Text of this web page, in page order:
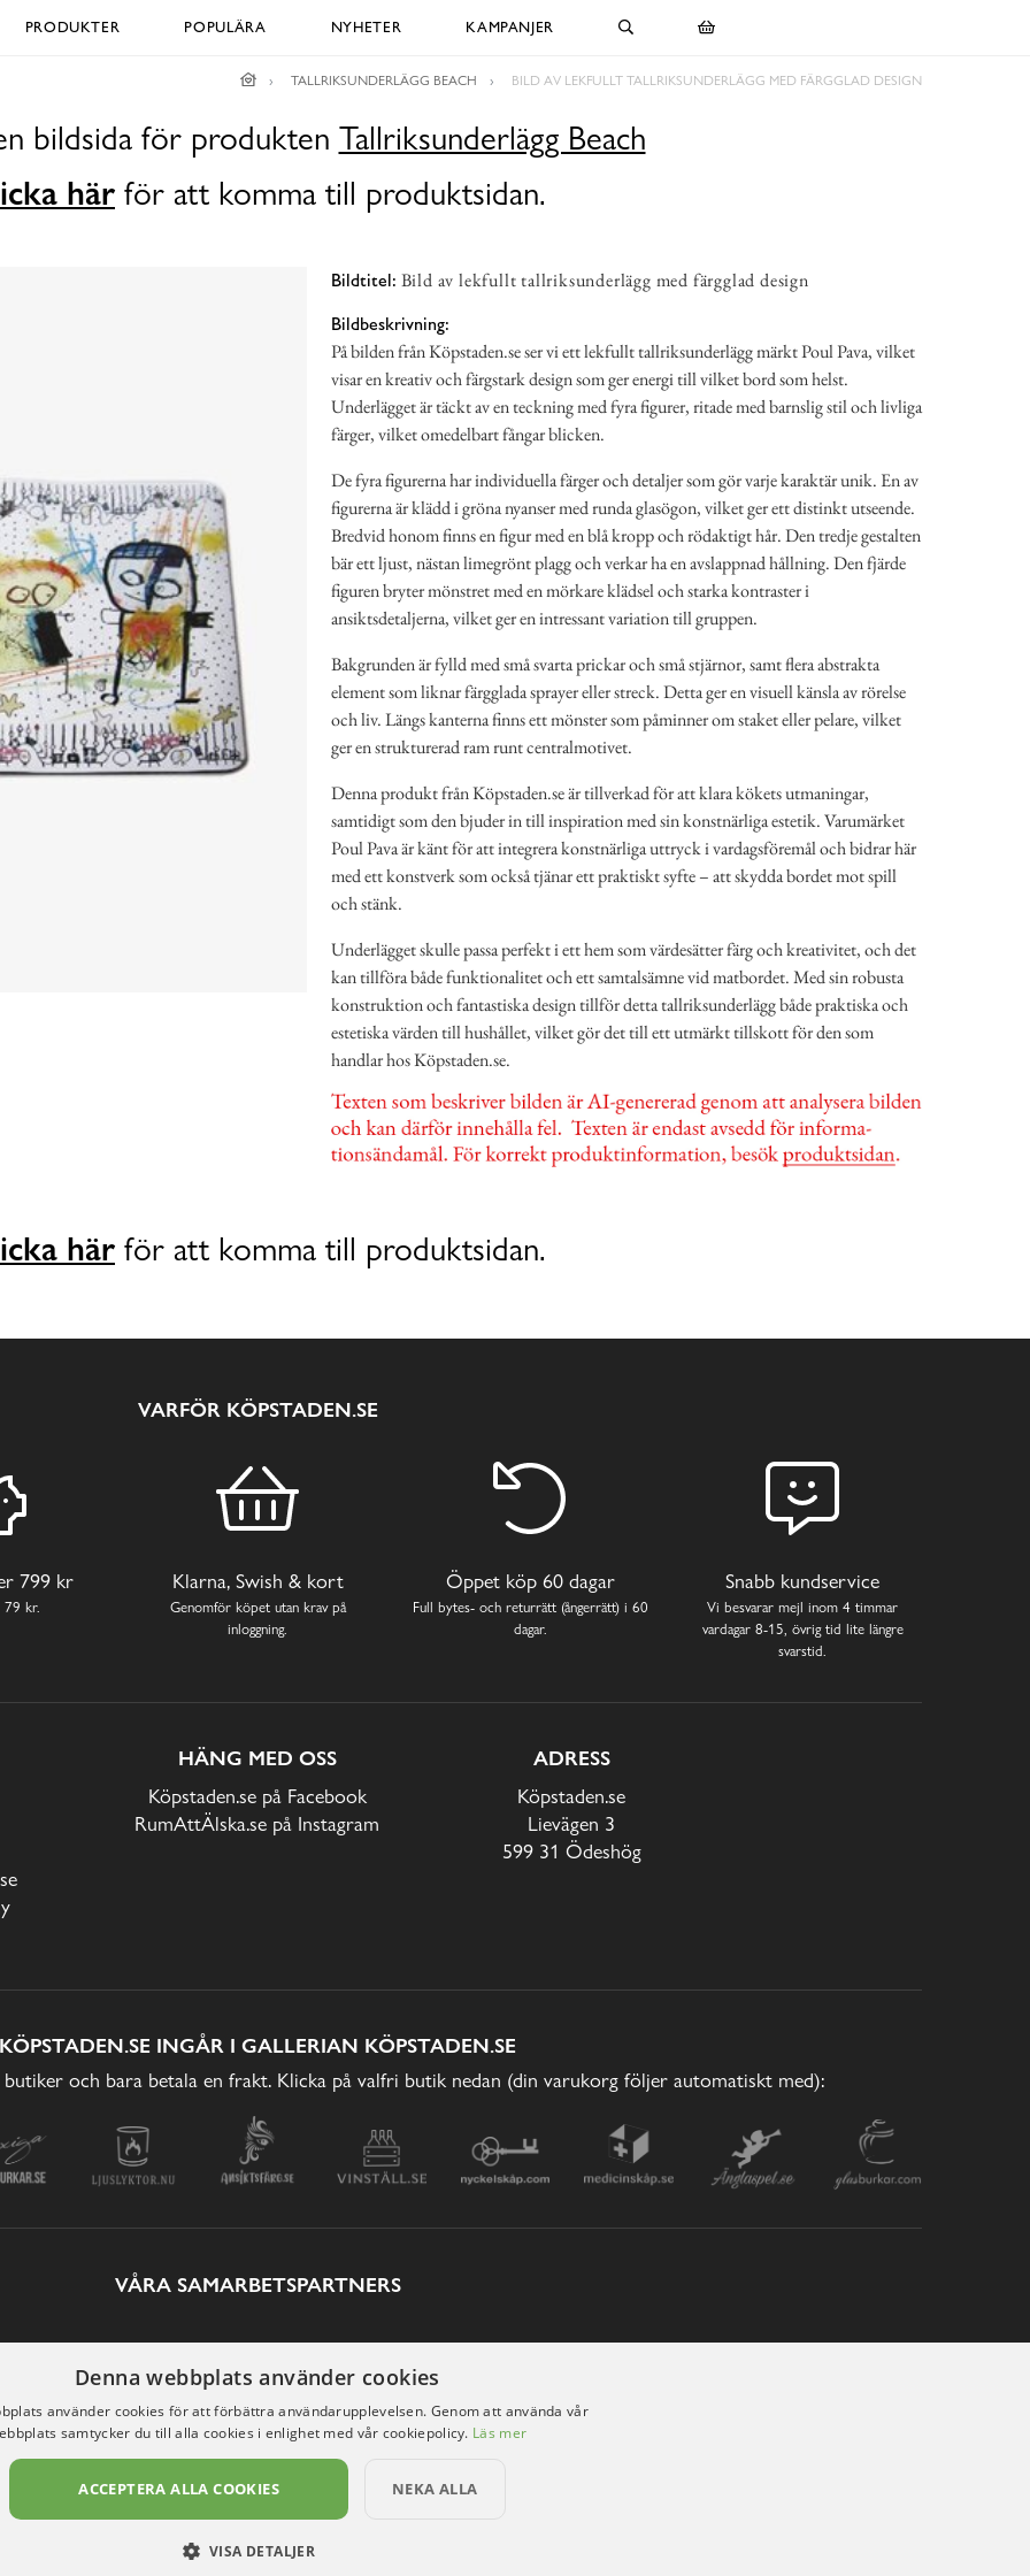
PRODUKTER POPULÄRA NYHETER KAMPANJER
TALLRIKSUNDERLÄGG BEACH BILD AV LEKFULLT TALLRIKSUNDERLÄGG MED FÄRGGLAD DESIGN
bildsida för produkten Tallriksunderlägg Beach
här för att komma till produktsidan.
Bildtitel: Bild av lekfullt tallriksunderlägg med färgglad design
Bildbeskrivning:
På bilden från Köpstaden.se ser vi ett lekfullt tallriksunderlägg märkt Poul Pava, vilket
visar en kreativ och färgstark design som ger energi till vilket bord som helst.
Underlägget är täckt av en teckning med fyra figurer, ritade med barnslig stil och livliga
färger, vilket omedelbart fångar blicken.
De fyra figurerna har individuella färger och detaljer som gör varje karaktär unik. En av
figurerna är klädd i gröna nyanser med runda glasögon, vilket ger ett distinkt utseende.
Bredvid honom finns en figur med en blå kropp och rödaktigt hår. Den tredje gestalten
bär ett ljust, nästan limegrönt plagg och verkar ha en avslappnad hållning. Den fjärde
figuren bryter mönstret med en mörkare klädsel och starka kontraster i
ansiktsdetaljerna, vilket ger en intressant variation till gruppen.
Bakgrunden är fylld med små svarta prickar och små stjärnor, samt flera abstrakta
element som liknar färgglada sprayer eller streck. Detta ger en visuell känsla av rörelse
och liv. Längs kanterna finns ett mönster som påminner om staket eller pelare, vilket
ger en strukturerad ram runt centralmotivet.
Denna produkt från Köpstaden.se är tillverkad för att klara kökets utmaningar,
samtidigt som den bjuder in till inspiration med sin konstnärliga estetik. Varumärket
Poul Pava är känt för att integrera konstnärliga uttryck i vardagsföremål och bidrar här
med ett konstverk som också tjänar ett praktiskt syfte – att skydda bordet mot spill
och stänk.
Underlägget skulle passa perfekt i ett hem som värdesätter färg och kreativitet, och det
kan tillföra både funktionalitet och ett samtalsämne vid matbordet. Med sin robusta
konstruktion och fantastiska design tillför detta tallriksunderlägg både praktiska och
estetiska värden till hushållet, vilket gör det till ett utmärkt tillskott för den som
handlar hos Köpstaden.se.
här för att komma till produktsidan.
VARFÖR KÖPSTADEN.SE
799 kr
79 kr.
Klarna, Swish & kort
Genomför köpet utan krav på
inloggning.
Öppet köp 60 dagar
Full bytes- och returrätt (ångerrätt) i 60
dagar.
Snabb kundservice
Vi besvarar mejl inom 4 timmar
vardagar 8-15, övrig tid lite längre
svarstid.
HÄNG MED OSS
Köpstaden.se på Facebook
RumAttÄlska.se på Instagram
ADRESS
Köpstaden.se
Lievägen 3
599 31 Ödeshög
KÖPSTADEN.SE INGÅR I GALLERIAN KÖPSTADEN.SE
och bara betala en frakt. Klicka på valfri butik nedan (din varukorg följer automatiskt med):
VÅRA SAMARBETSPARTNERS
Denna webbplats använder cookies
använder cookies för att förbättra användarupplevelsen. Genom att använda vår
samtycker du till alla cookies i enlighet med vår cookiepolicy. Läs mer
ACCEPTERA ALLA COOKIES NEKA ALLA
VISA DETALJER